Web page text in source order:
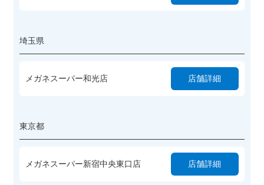
埼玉県
メガネスーパー和光店 店舗詳細
東京都
メガネスーパー新宿中央東口店 店舗詳細